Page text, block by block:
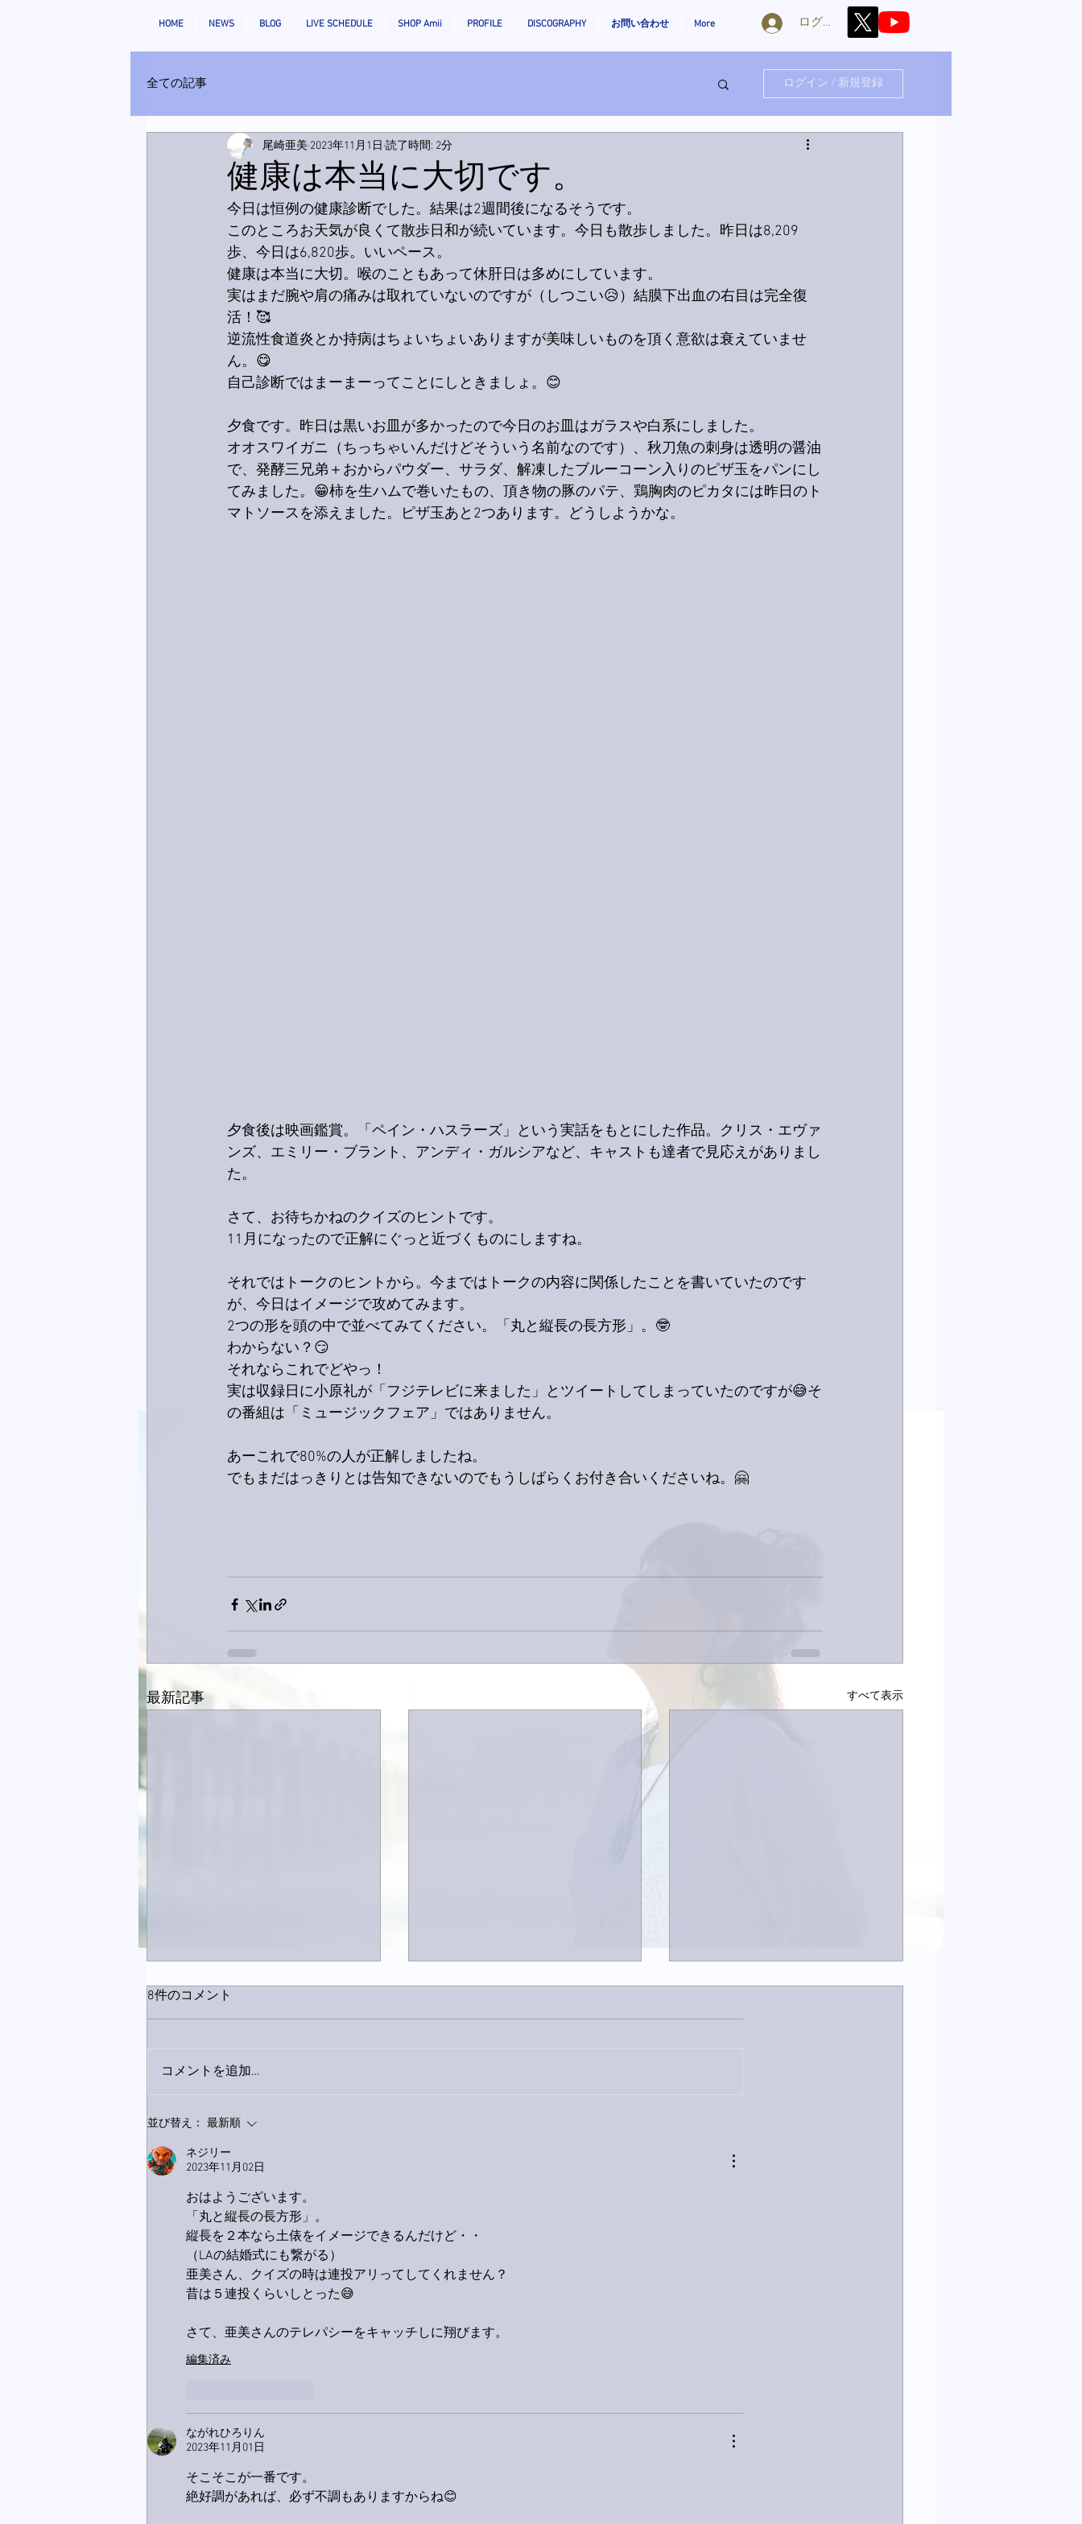
HOME NEWS BLOG LIVE SCHEDULE SHOP Amii PROFILE DISCOGRAPHY お問い合わせ More ログイン
全ての記事 ログイン / 新規登録
健康は本当に大切です。
尾崎亜美 2023年11月1日 読了時間: 2分
今日は恒例の健康診断でした。結果は2週間後になるそうです。
このところお天気が良くて散歩日和が続いています。今日も散歩しました。昨日は8,209
歩、今日は6,820歩。いいペース。
健康は本当に大切。喉のこともあって休肝日は多めにしています。
実はまだ腕や肩の痛みは取れていないのですが（しつこい😥）結膜下出血の右目は完全復
活！🥰
逆流性食道炎とか持病はちょいちょいありますが美味しいものを頂く意欲は衰えていませ
ん。😋
自己診断ではまーまーってことにしときましょ。😊
夕食です。昨日は黒いお皿が多かったので今日のお皿はガラスや白系にしました。
オオスワイガニ（ちっちゃいんだけどそういう名前なのです）、秋刀魚の刺身は透明の醤油
で、発酵三兄弟＋おからパウダー、サラダ、解凍したブルーコーン入りのピザ玉をパンにし
てみました。😁柿を生ハムで巻いたもの、頂き物の豚のパテ、鶏胸肉のピカタには昨日のト
マトソースを添えました。ピザ玉あと2つあります。どうしようかな。
夕食後は映画鑑賞。「ペイン・ハスラーズ」という実話をもとにした作品。クリス・エヴァ
ンズ、エミリー・ブラント、アンディ・ガルシアなど、キャストも達者で見応えがありまし
た。
さて、お待ちかねのクイズのヒントです。
11月になったので正解にぐっと近づくものにしますね。
それではトークのヒントから。今まではトークの内容に関係したことを書いていたのです
が、今日はイメージで攻めてみます。
2つの形を頭の中で並べてみてください。「丸と縦長の長方形」。🤓
わからない？😏
それならこれでどやっ！
実は収録日に小原礼が「フジテレビに来ました」とツイートしてしまっていたのですが😅そ
の番組は「ミュージックフェア」ではありません。
あーこれで80%の人が正解しましたね。
でもまだはっきりとは告知できないのでもうしばらくお付き合いくださいね。🤗
最新記事 すべて表示
9月23日「amiism」リリー
8件のコメント
コメントを追加…
並び替え： 最新順
ネジリー
2023年11月02日
おはようございます。
「丸と縦長の長方形」。
縦長を２本なら土俵をイメージできるんだけど・・
（LAの結婚式にも繋がる）
亜美さん、クイズの時は連投アリってしてくれません？
昔は５連投くらいしとった😅
さて、亜美さんのテレパシーをキャッチしに翔びます。
編集済み
ながれひろりん
2023年11月01日
そこそこが一番です。
絶好調があれば、必ず不調もありますからね😊